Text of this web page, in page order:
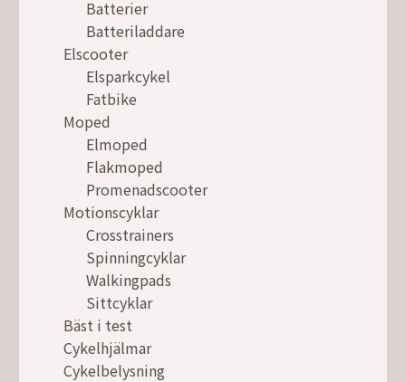
Batterier
Batteriladdare
Elscooter
Elsparkcykel
Fatbike
Moped
Elmoped
Flakmoped
Promenadscooter
Motionscyklar
Crosstrainers
Spinningcyklar
Walkingpads
Sittcyklar
Bäst i test
Cykelhjälmar
Cykelbelysning